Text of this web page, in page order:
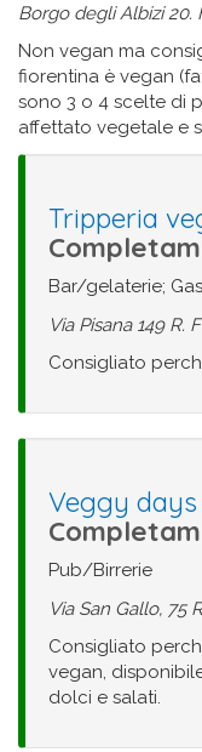
Borgo degli Albizi 20.
Non vegan ma
fiorentina è vegan
sono 3 o 4 scelte di
affettato vegetale e
Tripperia
Bar/gelaterie;
Via Pisana 149 R.
Consigliato
Veggy days
Pub/Birrerie
Via San Gallo, 75
Consigliato
vegan,
dolci e salati.